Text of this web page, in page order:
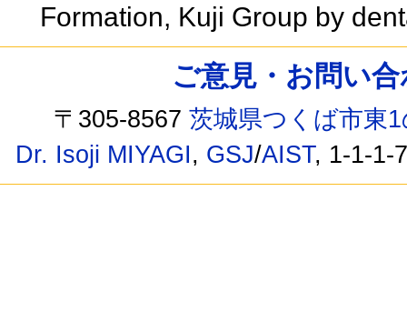
Formation, Kuji Group by
ご意見・お問い
〒305-8567茨城県つくば市東
Dr. Isoji MIYAGI, GSJ/AIST, 1-1-1-